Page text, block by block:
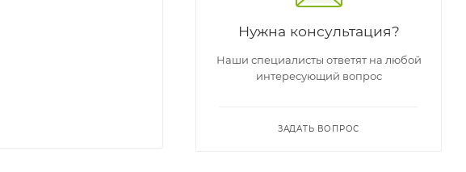
Нужна консультация?
Наши специалисты ответят на любой
интересующий вопрос
ЗАДАТЬ ВОПРОС